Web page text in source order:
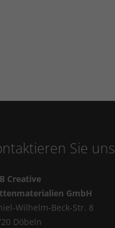
Sie uns
Creative
GmbH
Wilhelm-Beck-Str. 8
Döbeln